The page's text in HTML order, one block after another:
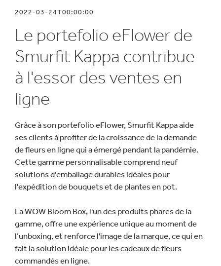
Kit Media
2022-03-24T00:00:00
Le portefolio eFlower de
Smurfit Kappa contribue
à l'essor des ventes en
ligne
Grâce à son portefolio eFlower, Smurfit Kappa aide
ses clients à profiter de la croissance de la demande
de fleurs en ligne qui a émergé pendant la pandémie.
Cette gamme personnalisable comprend neuf
solutions d'emballage durables idéales pour
l'expédition de bouquets et de plantes en pot.
La WOW Bloom Box, l'un des produits phares de la
gamme, offre une expérience unique au moment de
l’unboxing, et renforce l'image de la marque, ce qui en
fait la solution idéale pour les cadeaux de fleurs
commandés en ligne.